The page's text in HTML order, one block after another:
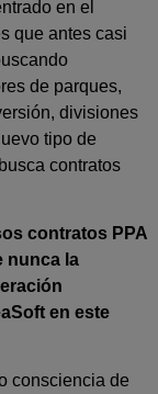
en el
que antes casi
de parques,
divisiones
tipo de
contratos
contratos PPA
nunca la
en este
consciencia de